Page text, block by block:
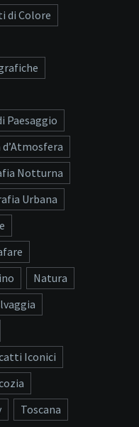
di Colore
Paesaggio
Notturna
Urbana
Natura
Iconici
Toscana